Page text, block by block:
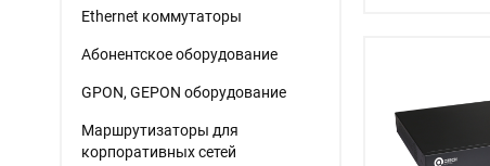
Ethernet коммутаторы
Абонентское оборудование
GPON, GEPON оборудование
Маршрутизаторы для
корпоративных сетей